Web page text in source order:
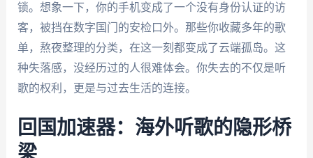
锁。想象一下，你的手机变成了一个没有身份认证的访
客，被挡在数字国门的安检口外。那些你收藏多年的歌
单，熬夜整理的分类，在这一刻都变成了云端孤岛。这
种失落感，没经历过的人很难体会。你失去的不仅是听
歌的权利，更是与过去生活的连接。
回国加速器：海外听歌的隐形桥
梁